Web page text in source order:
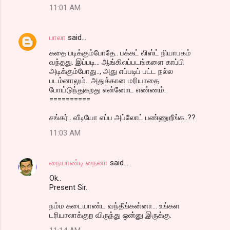
e
11:01 AM
பாலா said…
கதை படிக்கும்போதே.. பக்கட் லிஸ்ட் நியாபகம்
வந்தது. இப்படி... ஆங்கிலப்படங்களை காப்பி
அடிக்கும்போது.., அது எப்படிப் பட்ட நல்ல
படம்னாலும்.. அதுக்கான மரியாதை
போய்டுந்துகறது என்னோட எண்ணம்.
==========
சங்கர்.. வீடியோ எப்ப அப்லோட் பண்ணுறீங்க..??
11:03 AM
நையாண்டி நைனா said…
Ok..
Present Sir.
நம்ம கடையாண்ட வந்தீங்கன்னா... உங்கள
டரியாலாக்குற விருந்து ஒன்னு இருக்கு.